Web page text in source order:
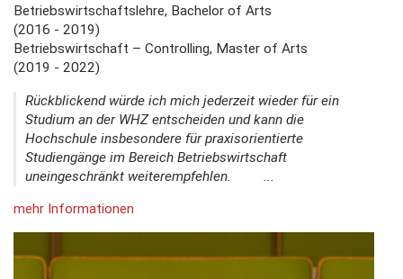
Betriebswirtschaftslehre, Bachelor of Arts
(2016 - 2019)
Betriebswirtschaft – Controlling, Master of Arts
(2019 - 2022)
Rückblickend würde ich mich jederzeit wieder für ein
Studium an der WHZ entscheiden und kann die
Hochschule insbesondere für praxisorientierte
Studiengänge im Bereich Betriebswirtschaft
uneingeschränkt weiterempfehlen. ...
mehr Informationen